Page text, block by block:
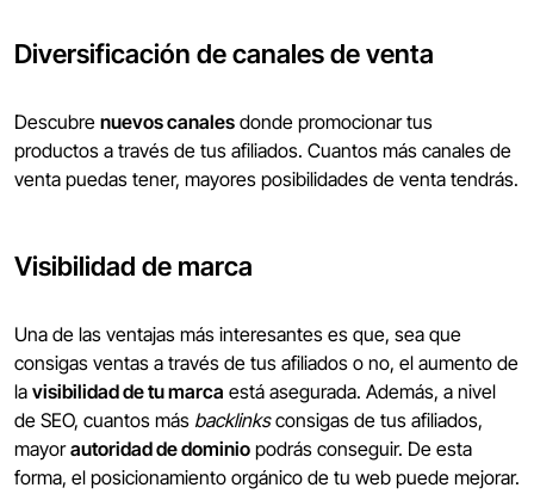
Diversificación de canales de venta
Descubre nuevos canales donde promocionar tus
productos a través de tus afiliados. Cuantos más canales de
venta puedas tener, mayores posibilidades de venta tendrás.
Visibilidad de marca
Una de las ventajas más interesantes es que, sea que
consigas ventas a través de tus afiliados o no, el aumento de
la visibilidad de tu marca está asegurada. Además, a nivel
de SEO, cuantos más backlinksconsigas de tus afiliados,
mayorautoridad de dominio podrás conseguir. De esta
forma, el posicionamiento orgánico de tu web puede mejorar.